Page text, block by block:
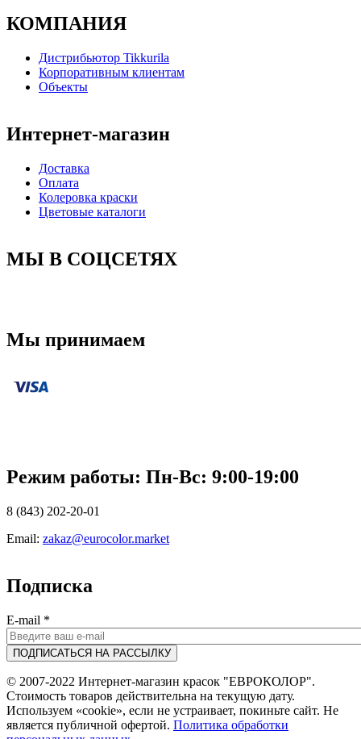
КОМПАНИЯ
Дистрибьютор Tikkurila
Корпоративным клиентам
Объекты
Интернет-магазин
Доставка
Оплата
Колеровка краски
Цветовые каталоги
МЫ В СОЦСЕТЯХ
Мы принимаем
Режим работы: Пн-Вc: 9:00-19:00
8 (843) 202-20-01
Email: zakaz@eurocolor.market
Подписка
E-mail *
© 2007-2022 Интернет-магазин красок "ЕВРОКОЛОР".
Стоимость товаров действительна на текущую дату.
Используем «cookie», если не устраивает, покиньте сайт. Не
является публичной офертой. Политика обработки